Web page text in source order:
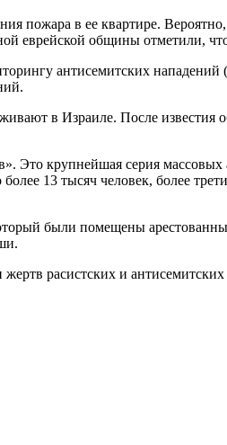
пожара в ее квартире.
еврейской общины отметили,
антисемитских
в Израиле. После известия
Это крупнейшая серия
13 тысяч человек, более
были помещены
расистских и